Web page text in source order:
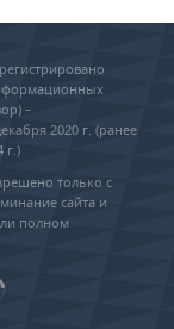
–
2020 г. (ранее
г.)
только с
сайта и
полном